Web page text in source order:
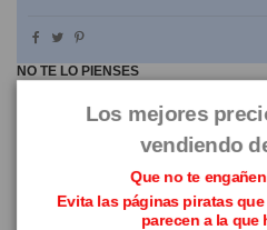
NO TE LO PIENSES
Los mejores
vendiendo
Que no te
Evita las páginas piratas
parecen a la que